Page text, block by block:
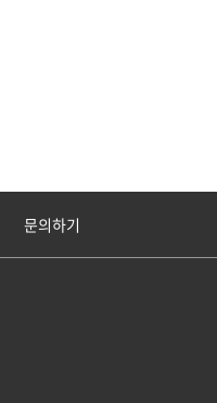
문의하기